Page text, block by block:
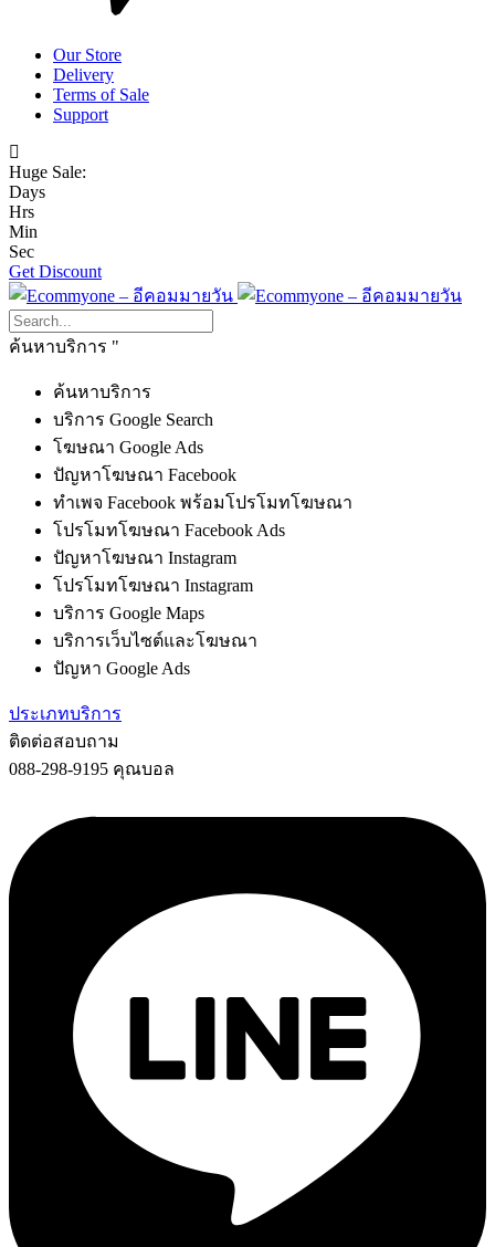
Our Store
Delivery
Terms of Sale
Support
Huge Sale:
Days
Hrs
Min
Sec
Get Discount
ค้นหาบริการ
ค้นหาบริการ
บริการ Google Search
โฆษณา Google Ads
ปัญหาโฆษณา Facebook
ทำเพจ Facebook พร้อมโปรโมทโฆษณา
โปรโมทโฆษณา Facebook Ads
ปัญหาโฆษณา Instagram
โปรโมทโฆษณา Instagram
บริการ Google Maps
บริการเว็บไซต์และโฆษณา
ปัญหา Google Ads
ประเภทบริการ
ติดต่อสอบถาม
088-298-9195 คุณบอล